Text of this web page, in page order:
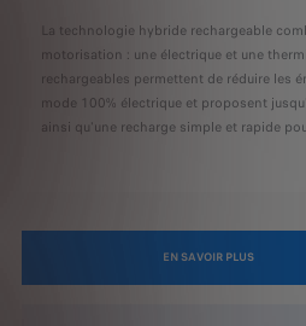
La technologie hybride rechargeable
motorisation : une électrique et une
rechargeables permettent de réduire les
mode 100% électrique et proposent
ainsi qu'une recharge simple et rapide
EN SAVOIR PLUS